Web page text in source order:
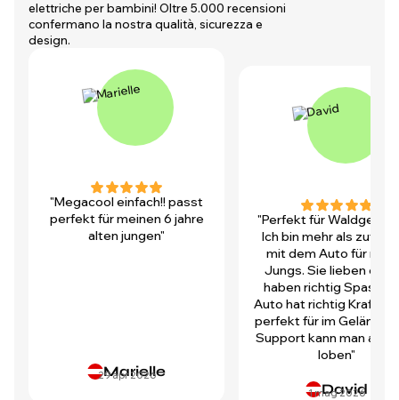
elettriche per bambini! Oltre 5.000 recensioni
confermano la nostra qualità, sicurezza e
design.
"Megacool einfach!! passt
perfekt für meinen 6 jahre
alten jungen"
Marielle
29 apr 2026
"Perfekt für
Ich bin mehr als
mit dem Auto für
Jungs. Sie lieben es
haben richtig Spass!
Auto hat richtig Kraft
perfekt für im Gelände.
Support kann man auch
loben"
David
1 mag 2026